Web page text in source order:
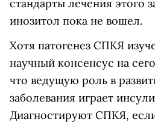
стандарты лечения этого
инозитол пока не вошел.
Хотя патогенез СПКЯ
научный консенсус на
что ведущую роль в
заболевания играет
Диагностируют СПКЯ,